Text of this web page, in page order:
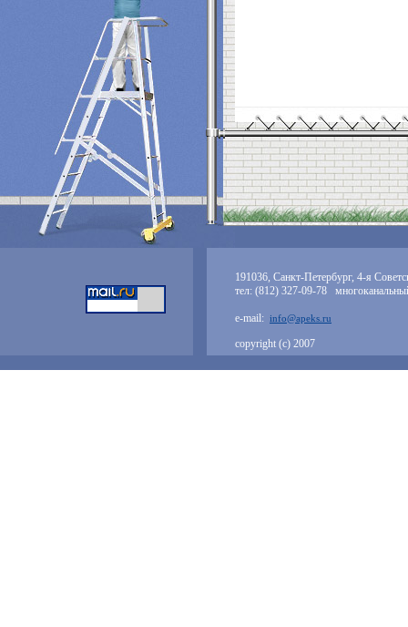
191036, Санкт-Петербург, 4-я
тел: (812) 327-09-78
e-mail: info@apeks.ru
copyright (с) 2007